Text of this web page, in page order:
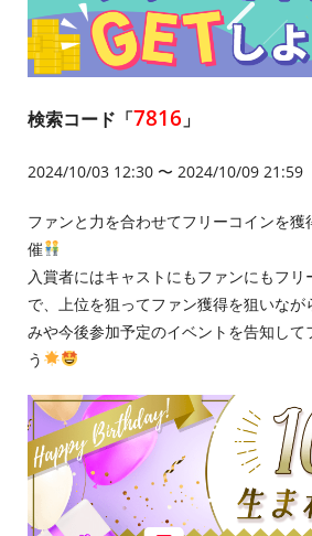
検索コード「7816 」
2024/10/03 12:30 〜 2024/10/09 21:59
ファンと力を合わせてフリーコインを獲
催
入賞者にはキャストにもファンにもフ
で、上位を狙ってファン獲得を狙いなが
みや今後参加予定のイベントを告知して
う